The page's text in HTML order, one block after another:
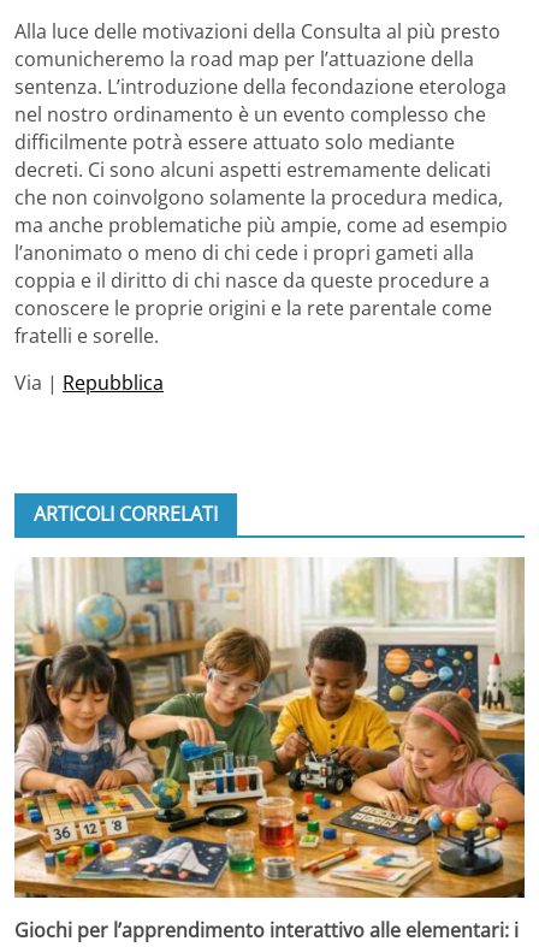
Alla luce delle motivazioni della Consulta al più presto
comunicheremo la road map per l’attuazione della
sentenza. L’introduzione della fecondazione eterologa
nel nostro ordinamento è un evento complesso che
difficilmente potrà essere attuato solo mediante
decreti. Ci sono alcuni aspetti estremamente delicati
che non coinvolgono solamente la procedura medica,
ma anche problematiche più ampie, come ad esempio
l’anonimato o meno di chi cede i propri gameti alla
coppia e il diritto di chi nasce da queste procedure a
conoscere le proprie origini e la rete parentale come
fratelli e sorelle.
Via | Repubblica
ARTICOLI CORRELATI
Giochi per l’apprendimento interattivo alle elementari: i